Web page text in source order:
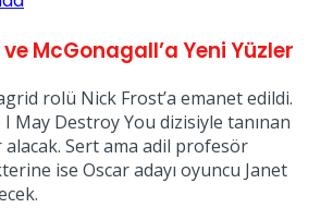
McGonagall’a Yeni Yüzler
rolü Nick Frost’a emanet edildi.
May Destroy You dizisiyle tanınan
alacak. Sert ama adil profesör
ise Oscar adayı oyuncu Janet